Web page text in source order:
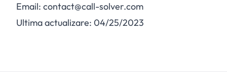
Email: contact@call-solver.com
Ultima actualizare: 04/25/2023